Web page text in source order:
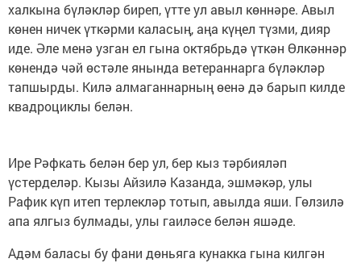
халкына бүләкләр биреп, үтте ул авыл көннәре. Авыл
көнен ничек үткәрми каласың, аңа күңел түзми, дияр
иде. Әле менә узган ел гына октябрьдә үткән Өлкәннәр
көнендә чәй өстәле янында ветераннарга бүләкләр
тапшырды. Килә алмаганнарның өенә дә барып килде
квадроциклы белән.
Ире Рәфкать белән бер ул, бер кыз тәрбияләп
үстерделәр. Кызы Айзилә Казанда, эшмәкәр, улы
Рафик күп итеп терлекләр тотып, авылда яши. Гөлзилә
апа ялгыз булмады, улы гаиләсе белән яшәде.
Адәм баласы бу фани дөньяга кунакка гына килгән